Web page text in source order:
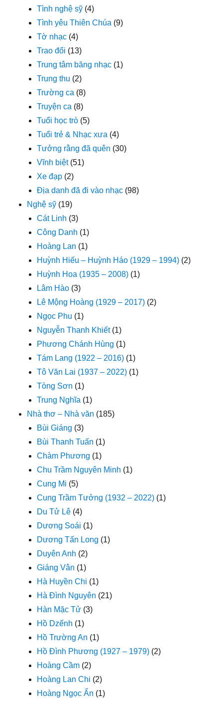
Tình nghệ sỹ (4)
Tình yêu Thiên Chúa (9)
Tờ nhạc (4)
Trao đổi (13)
Trung tâm băng nhạc (1)
Trung thu (2)
Trường ca (8)
Truyện ca (8)
Tuổi học trò (5)
Tuổi trẻ & Nhạc xưa (4)
Tưởng rằng đã quên (30)
Vĩnh biệt(51)
Xe đạp (2)
Địa danh đã đi vào nhạc (98)
Nghệ sỹ (19)
Cát Linh (3)
Công Danh (1)
Hoàng Lan (1)
Huỳnh Hiếu – Huỳnh Háo (1929 – 1994) (2)
Huỳnh Hoa (1935 – 2008) (1)
Lâm Hào (3)
Lê Mộng Hoàng (1929 – 2017) (2)
Ngọc Phu (1)
Nguyễn Thanh Khiết(1)
Phương Chánh Hùng (1)
Tám Lang (1922 – 2016) (1)
Tô Văn Lai (1937 – 2022) (1)
Tòng Sơn (1)
Trung Nghĩa (1)
Nhà thơ – Nhà văn (185)
Bùi Giáng (3)
Bùi Thanh Tuấn (1)
Chàm Phương (1)
Chu Trầm Nguyên Minh (1)
Cung Mi (5)
Cung Trầm Tưởng (1932 – 2022) (1)
Du Tử Lê (4)
Dương Soái (1)
Dương Tấn Long (1)
Duyên Anh (2)
Giáng Vân (1)
Hà Huyền Chi (1)
Hà Đình Nguyên (21)
Hàn Mặc Tử (3)
Hồ Dzếnh (1)
Hồ Trường An (1)
Hồ Đình Phương (1927 – 1979) (2)
Hoàng Cầm (2)
Hoàng Lan Chi (2)
Hoàng Ngọc Ẩn (1)